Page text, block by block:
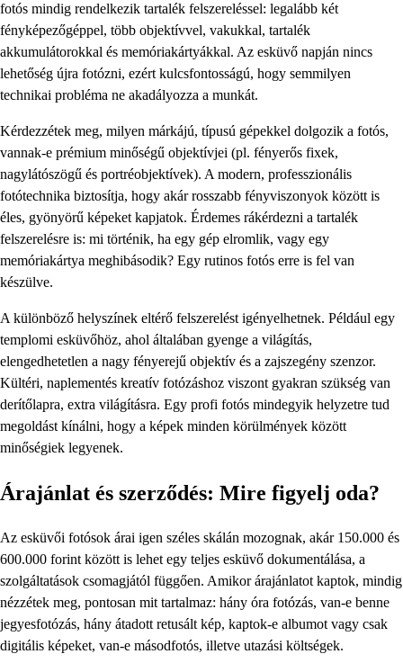
fotós mindig rendelkezik tartalék felszereléssel: legalább két
fényképezőgéppel, több objektívvel, vakukkal, tartalék
akkumulátorokkal és memóriakártyákkal. Az esküvő napján nincs
lehetőség újra fotózni, ezért kulcsfontosságú, hogy semmilyen
technikai probléma ne akadályozza a munkát.
Kérdezzétek meg, milyen márkájú, típusú gépekkel dolgozik a fotós,
vannak-e prémium minőségű objektívjei (pl. fényerős fixek,
nagylátószögű és portréobjektívek). A modern, professzionális
fotótechnika biztosítja, hogy akár rosszabb fényviszonyok között is
éles, gyönyörű képeket kapjatok. Érdemes rákérdezni a tartalék
felszerelésre is: mi történik, ha egy gép elromlik, vagy egy
memóriakártya meghibásodik? Egy rutinos fotós erre is fel van
készülve.
A különböző helyszínek eltérő felszerelést igényelhetnek. Például egy
templomi esküvőhöz, ahol általában gyenge a világítás,
elengedhetetlen a nagy fényerejű objektív és a zajszegény szenzor.
Kültéri, naplementés kreatív fotózáshoz viszont gyakran szükség van
derítőlapra, extra világításra. Egy profi fotós mindegyik helyzetre tud
megoldást kínálni, hogy a képek minden körülmények között
minőségiek legyenek.
Árajánlat és szerződés: Mire figyelj oda?
Az esküvői fotósok árai igen széles skálán mozognak, akár 150.000 és
600.000 forint között is lehet egy teljes esküvő dokumentálása, a
szolgáltatások csomagjától függően. Amikor árajánlatot kaptok, mindig
nézzétek meg, pontosan mit tartalmaz: hány óra fotózás, van-e benne
jegyesfotózás, hány átadott retusált kép, kaptok-e albumot vagy csak
digitális képeket, van-e másodfotós, illetve utazási költségek.